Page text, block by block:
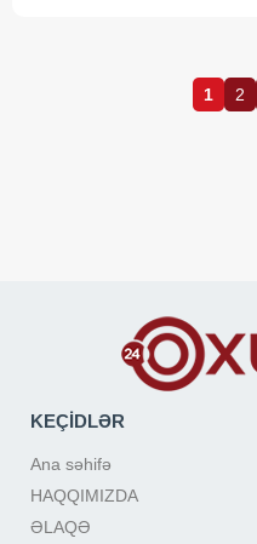
1 2
KEÇİDLƏR
Ana səhifə
HAQQIMIZDA
ƏLAQƏ